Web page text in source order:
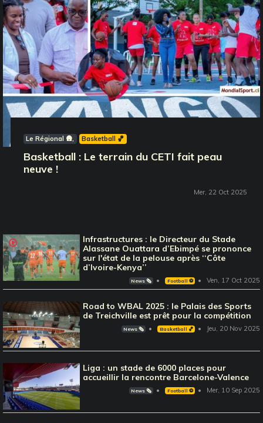
Le Régional 🛖 Basketball 🏀
Basketball : Le terrain du CETI fait peau
neuve !
Mer, 22 Oct 2025
Infrastructures : le Directeur du Stade
Alassane Ouattara d’Ebimpé se prononce
sur l'état de la pelouse après ‘‘Côte
d’Ivoire-Kenya’’
News 🗞️ Football ⚽️ Ven, 17 Oct 2025
Road to WBAL 2025 : le Palais des Sports
de Treichville est prêt pour la compétition
News 🗞️ Basketball 🏀 Jeu, 20 Nov 2025
Liga : un stade de 6000 places pour
accueillir la rencontre Barcelone-Valence
News 🗞️ Football ⚽️ Mer, 10 Sep 2025